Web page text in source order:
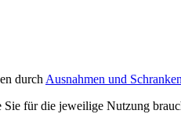
durch Ausnahmen und
für die jeweilige Nutzung